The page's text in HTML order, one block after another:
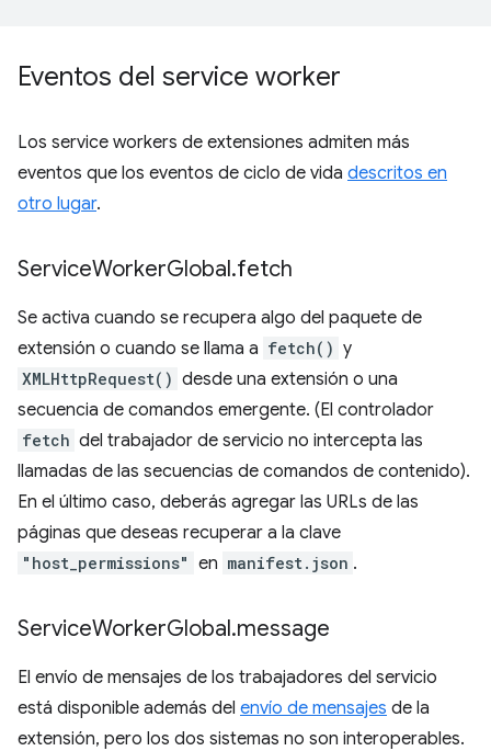
Eventos del service worker
Los service workers de extensiones admiten más
eventos que los eventos de ciclo de vida descritos en
otro lugar.
ServiceWorkerGlobal.fetch
Se activa cuando se recupera algo del paquete de
extensión o cuando se llama a fetch() y
XMLHttpRequest() desde una extensión o una
secuencia de comandos emergente. (El controlador
fetch del trabajador de servicio no intercepta las
llamadas de las secuencias de comandos de contenido).
En el último caso, deberás agregar las URLs de las
páginas que deseas recuperar a la clave
"host_permissions" en manifest.json .
ServiceWorkerGlobal.message
El envío de mensajes de los trabajadores del servicio
está disponible además del envío de mensajes de la
extensión, pero los dos sistemas no son interoperables.